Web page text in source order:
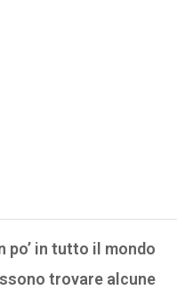
po’ in tutto il mondo
trovare alcune